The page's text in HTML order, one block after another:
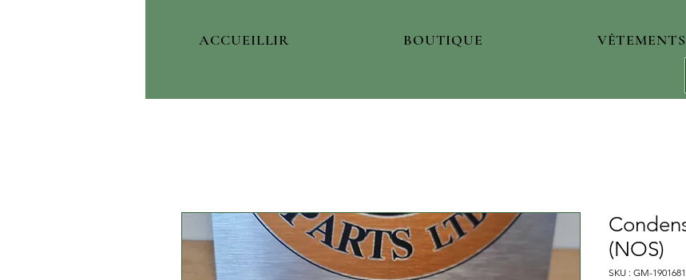
ACCUEILLIR BOUTIQUE VÊTEMENTS
(NOS)
SKU : GM-1901681